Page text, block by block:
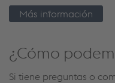
Más información
¿Cómo
Si tiene preguntas o